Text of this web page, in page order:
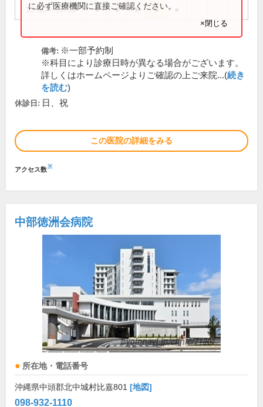
13:30～17:00 ● ● ● ●
に必ず医療機関に直接ご確認ください。
×閉じる
備考: ※一部予約制
※科目により診療日時が異なる場合がございます。
詳しくはホームページよりご確認の上ご来院...(続き
を読む)
休診日: 日、祝
この医院の詳細をみる
アクセス数※
中部徳洲会病院
所在地・電話番号
沖縄県中頭郡北中城村比嘉801 [地図]
098-932-1110